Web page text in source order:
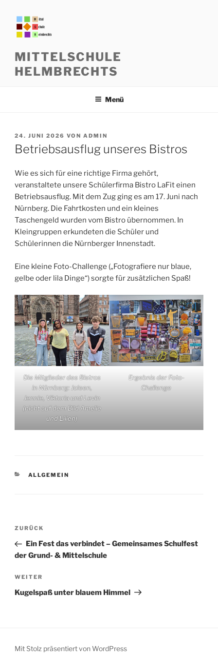
Inhalt
springen
MITTELSCHULE
HELMBRECHTS
Menü
VERÖFFENTLICHT
AM
24. JUNI 2026 VON ADMIN
Betriebsausflug unseres Bistros
Wie es sich für eine richtige Firma gehört,
veranstaltete unsere Schülerfirma Bistro LaFit einen
Betriebsausflug. Mit dem Zug ging es am 17. Juni nach
Nürnberg. Die Fahrtkosten und ein kleines
Taschengeld wurden vom Bistro übernommen. In
Kleingruppen erkundeten die Schüler und
Schülerinnen die Nürnberger Innenstadt.
Eine kleine Foto-Challenge („Fotografiere nur blaue,
gelbe oder lila Dinge“) sorgte für zusätzlichen Spaß!
Die Mitglieder des Bistros
in Nürnberg: Joleen,
Jennie, Viktoria und Levin
(nicht auf dem Bild Amelie
und Lilien)
Ergebnis der Foto-
Challenge
KATEGORIEN
ALLGEMEIN
Beitragsnavigation
Vorheriger
Beitrag
ZURÜCK
Ein Fest das verbindet – Gemeinsames Schulfest
der Grund- & Mittelschule
Nächster
Beitrag
WEITER
Kugelspaß unter blauem Himmel
Mit Stolz präsentiert von WordPress